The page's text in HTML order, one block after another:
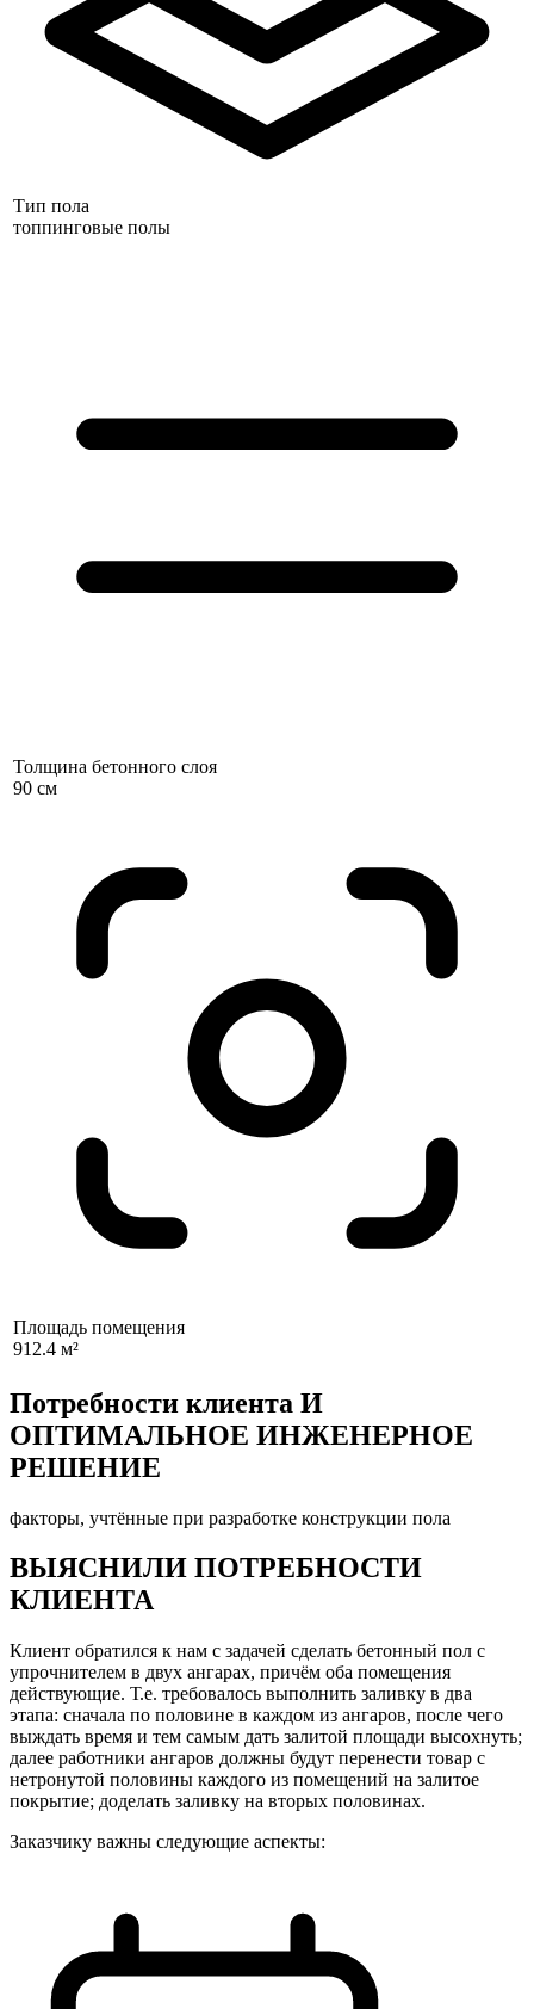
Тип пола
топпинговые полы
Толщина бетонного слоя
90 см
Площадь помещения
912.4 м²
Потребности клиента И
ОПТИМАЛЬНОЕ ИНЖЕНЕРНОЕ
РЕШЕНИЕ
факторы, учтённые при разработке конструкции пола
ВЫЯСНИЛИ ПОТРЕБНОСТИ
КЛИЕНТА
Клиент обратился к нам с задачей сделать бетонный пол с
упрочнителем в двух ангарах, причём оба помещения
действующие. Т.е. требовалось выполнить заливку в два
этапа: сначала по половине в каждом из ангаров, после чего
выждать время и тем самым дать залитой площади высохнуть;
далее работники ангаров должны будут перенести товар с
нетронутой половины каждого из помещений на залитое
покрытие; доделать заливку на вторых половинах.
Заказчику важны следующие аспекты: